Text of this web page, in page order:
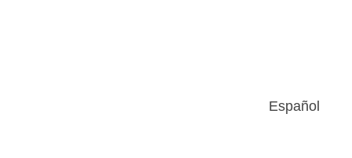
Español